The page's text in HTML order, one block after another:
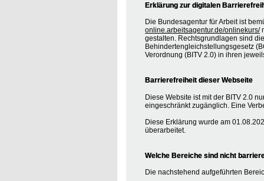
Erklärung zur digitalen
Die Bundesagentur für Arbeit ist
online.arbeitsagentur.de/onlinekurs/
gestalten. Rechtsgrundlagen sind
Behindertengleichstellungsgesetz
Verordnung (BITV 2.0) in ihren
Barrierefreiheit dieser Webseite
Diese Website ist mit der BITV 2.0
eingeschränkt zugänglich. Eine
Diese Erklärung wurde am
überarbeitet.
Welche Bereiche sind nicht
Die nachstehend aufgeführten